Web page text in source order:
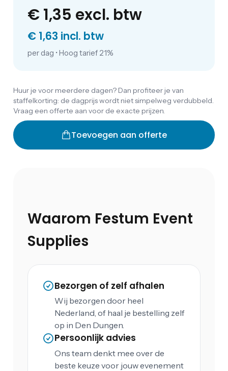
€ 1,35 excl. btw
€ 1,63 incl. btw
per dag • Hoog tarief 21%
Huur je voor meerdere dagen? Dan profiteer je van
staffelkorting: de dagprijs wordt niet simpelweg verdubbeld.
Vraag een offerte aan voor de exacte prijzen.
Toevoegen aan offerte
Waarom Festum Event
Supplies
Bezorgen of zelf afhalen
Wij bezorgen door heel
Nederland, of haal je bestelling zelf
op in Den Dungen.
Persoonlijk advies
Ons team denkt mee over de
beste keuze voor jouw evenement